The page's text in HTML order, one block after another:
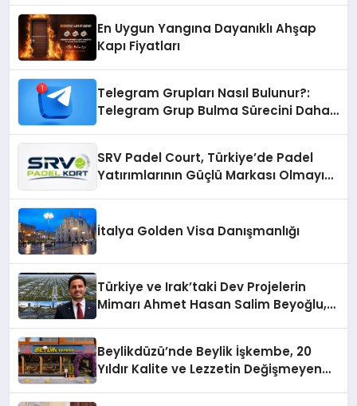
En Uygun Yangına Dayanıklı Ahşap
Kapı Fiyatları
Telegram Grupları Nasıl Bulunur?:
Telegram Grup Bulma Sürecini Daha
SRV Padel Court, Türkiye’de Padel
Yatırımlarının Güçlü Markası Olmayı
İtalya Golden Visa Danışmanlığı
Türkiye ve Irak’taki Dev Projelerin
Mimarı Ahmet Hasan Salim Beyoğlu,
Hayata Geçirecek
Beylikdüzü’nde Beylik İşkembe, 20
Yıldır Kalite ve Lezzetin Değişmeyen